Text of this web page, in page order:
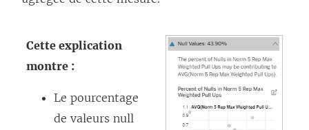
Cette explication
montre :
Le pourcentage
de valeurs null